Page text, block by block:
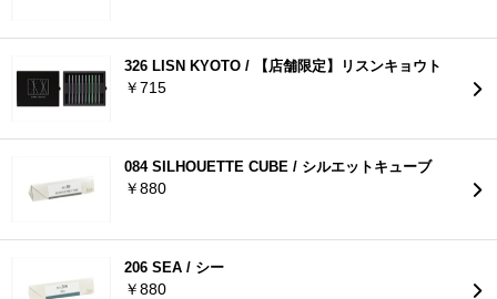
326 LISN KYOTO / 【店舗限定】リスンキョウト
￥715
084 SILHOUETTE CUBE / シルエットキューブ
￥880
206 SEA / シー
￥880